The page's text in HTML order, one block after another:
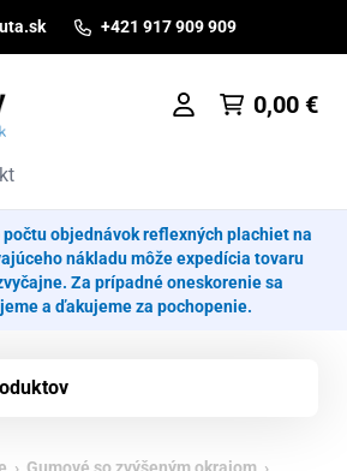
+421 917 909 909
0,00 €
objednávok reflexných plachiet na
nákladu môže expedícia tovaru
Za prípadné oneskorenie sa
a ďakujeme za pochopenie.
› Gumové so zvýšeným okrajom ›